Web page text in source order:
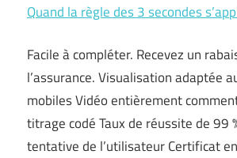
Quand la règle des 3 secondes
Facile à compléter. Recevez un
l’assurance. Visualisation adaptée
mobiles Vidéo entièrement
titrage codé Taux de réussite de 99
tentative de l’utilisateur Certificat